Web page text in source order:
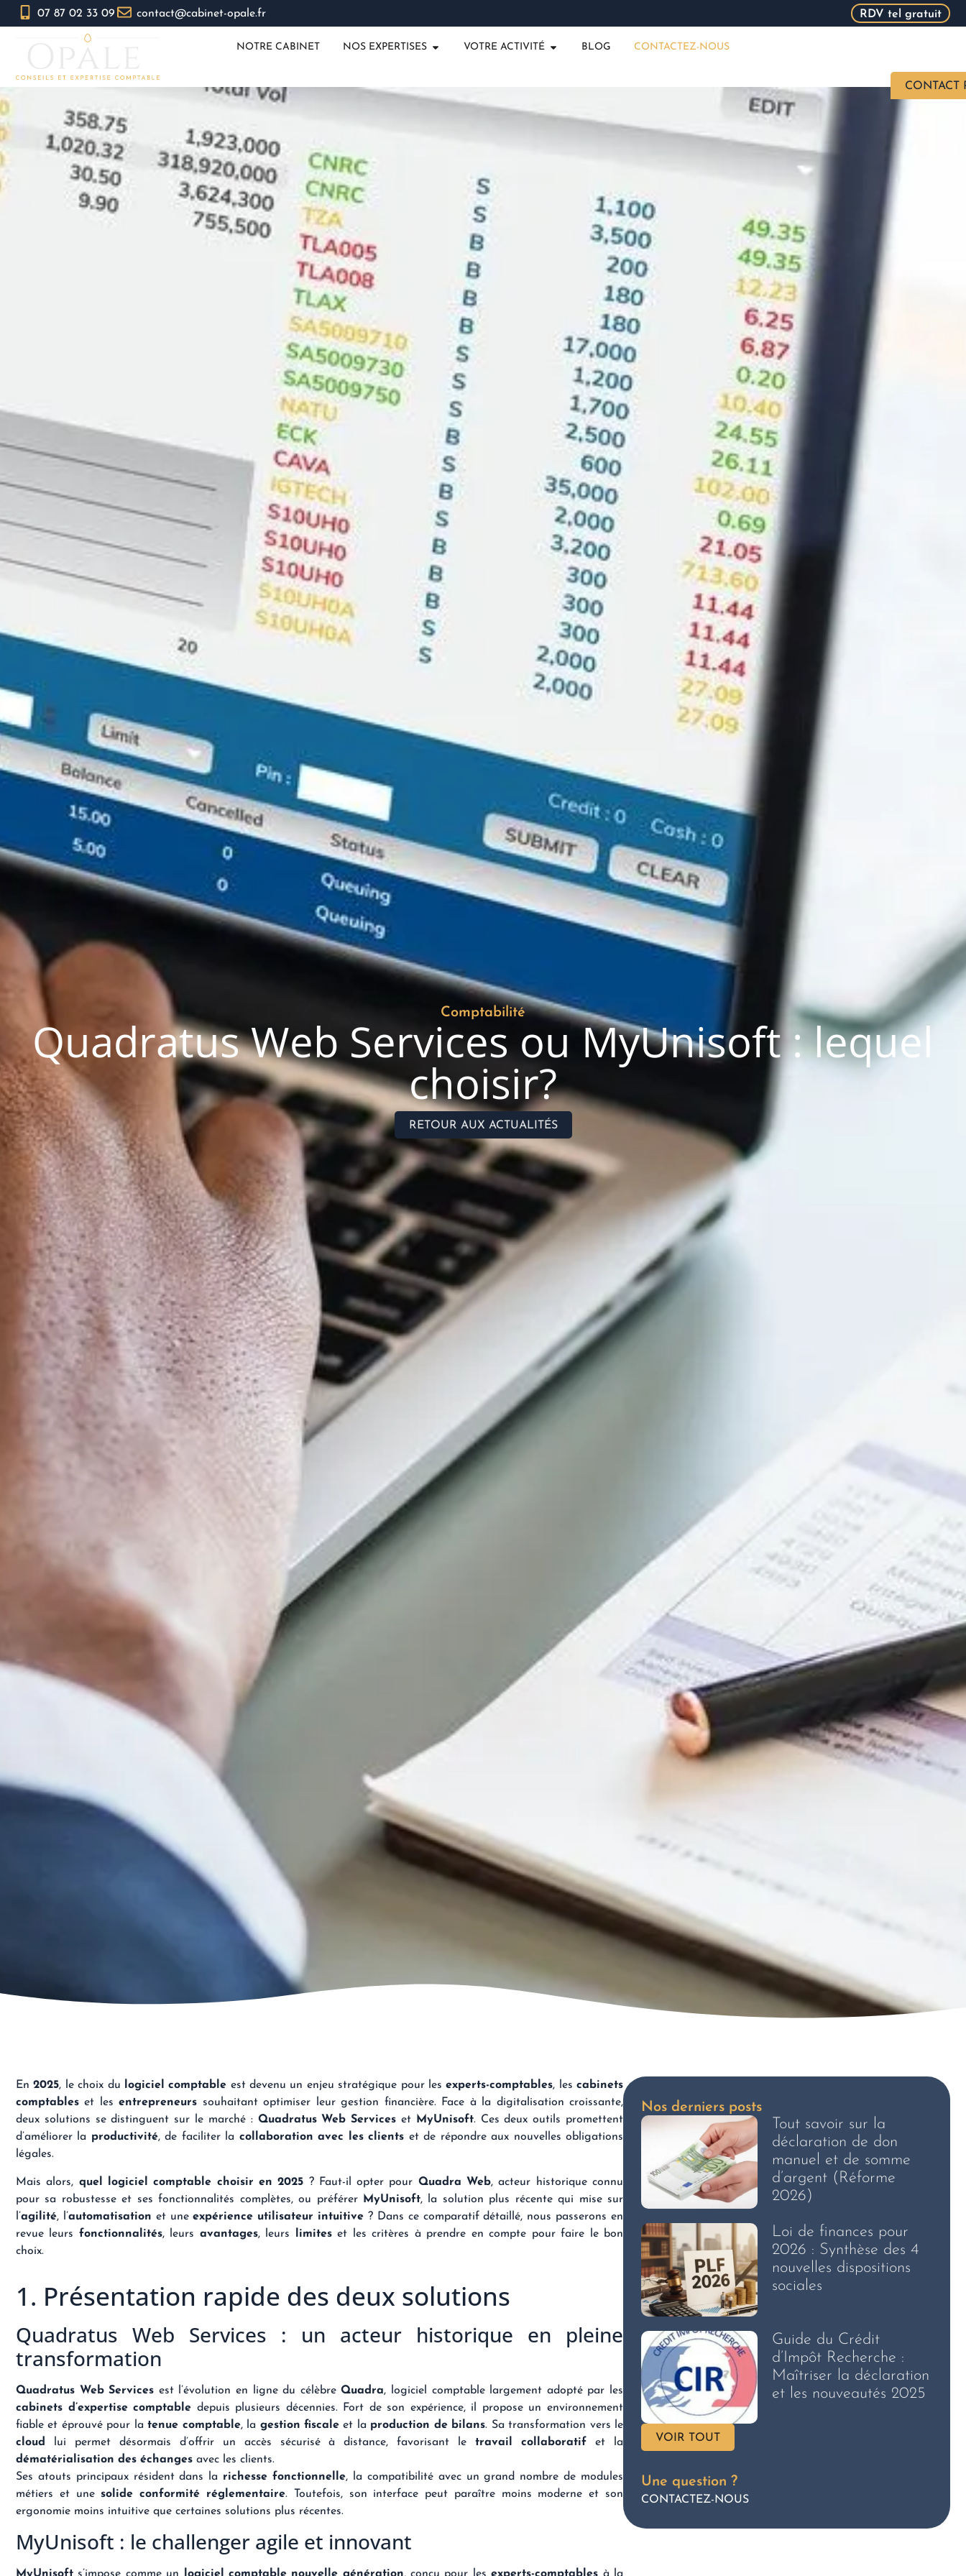
07 87 02 33 09 contact@cabinet-opale.fr RDV tel gratuit
NOTRE CABINET NOS EXPERTISES VOTRE ACTIVITÉ BLOG CONTACTEZ-NOUS
CONTACT
Comptabilité
Quadratus Web Services ou MyUnisoft : lequel
choisir?
RETOUR AUX ACTUALITÉS
En2025, le choix du logiciel comptable est devenu un enjeu stratégique pour lesexperts-comptables, les cabinets
comptables et lesentrepreneurs souhaitant optimiser leur gestion financière. Face à la digitalisation croissante,
deux solutions se distinguent sur le marché : Quadratus Web Services et MyUnisoft. Ces deux outils promettent
d’améliorer la productivité, de faciliter la collaboration avec les clients et de répondre aux nouvelles obligations
légales.
Mais alors, quel logiciel comptable choisir en 2025 ? Faut-il opter pour Quadra Web, acteur historique connu
pour sa robustesse et ses fonctionnalités complètes, ou préférer
MyUnisoft, la solution plus récente qui mise sur
l’agilité, l’automatisation et uneexpérience utilisateur intuitive ? Dans ce comparatif détaillé, nous passerons en
revue leurs fonctionnalités, leurs avantages, leurs limiteset les critères à prendre en compte pour faire le bon
choix.
1. Présentation rapide des deux solutions
Quadratus Web Services : un acteur historique en pleine
transformation
Quadratus Web Services est l’évolution en ligne du célèbreQuadra, logiciel comptable largement adopté par les
cabinets d’expertise comptable depuis plusieurs décennies. Fort de son expérience, il propose un environnement
fiable et éprouvé pour latenue comptable, la gestion fiscale et la production de bilans. Sa transformation vers le
cloud
lui permet désormais d’offrir un accès sécurisé à distance, favorisant letravail collaboratif et la
dématérialisation des échanges avec les clients.
Ses atouts principaux résident dans la richesse fonctionnelle, la compatibilité avec un grand nombre de modules
métiers et unesolide conformité réglementaire. Toutefois, son interface peut paraître moins moderne et son
ergonomie moins intuitive que certaines solutions plus récentes.
MyUnisoft : le challenger agile et innovant
Nos derniers posts
Tout savoir sur la
déclaration de don
manuel et de somme
d’argent (Réforme
2026)
Loi de finances pour
2026 : Synthèse des 4
nouvelles dispositions
sociales
Guide du Crédit
d’Impôt Recherche :
Maîtriser la déclaration
et les nouveautés 2025
VOIR TOUT
Une question ?
CONTACTEZ-NOUS